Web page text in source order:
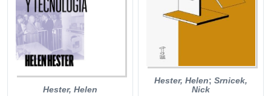
Hester, Helen
Hester, Helen;Srnicek,
Nick